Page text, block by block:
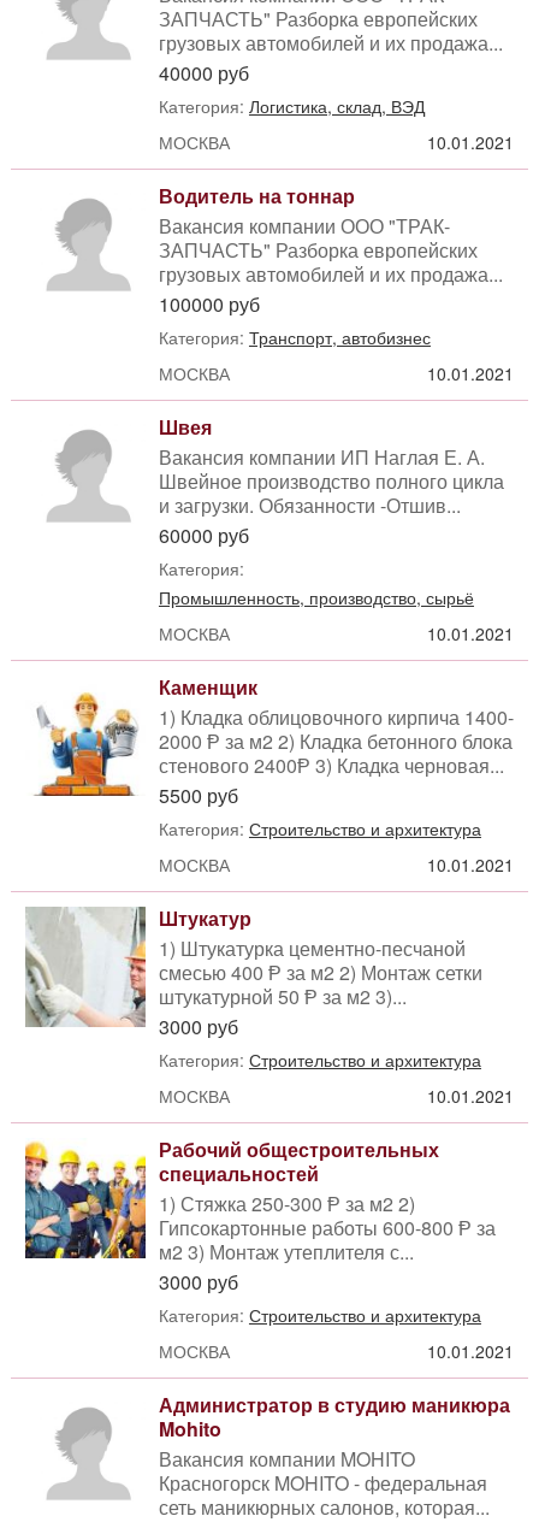
ЗАПЧАСТЬ" Разборка европейских
грузовых автомобилей и их продажа...
40000 руб
Категория: Логистика, склад, ВЭД
МОСКВА
10.01.2021
Водитель на тоннар
Вакансия компании ООО "ТРАК-
ЗАПЧАСТЬ" Разборка европейских
грузовых автомобилей и их продажа...
100000 руб
Категория: Транспорт, автобизнес
МОСКВА
10.01.2021
Швея
Вакансия компании ИП Наглая Е. А.
Швейное производство полного цикла
и загрузки. Обязанности -Отшив...
60000 руб
Категория:
Промышленность, производство, сырьё
МОСКВА
10.01.2021
Каменщик
1) Кладка облицовочного кирпича 1400-
2000 Ᵽ за м2 2) Кладка бетонного блока
стенового 2400Ᵽ 3) Кладка черновая...
5500 руб
Категория: Строительство и архитектура
МОСКВА
10.01.2021
Штукатур
1) Штукатурка цементно-песчаной
смесью 400 Ᵽ за м2 2) Монтаж сетки
штукатурной 50 Ᵽ за м2 3)...
3000 руб
Категория: Строительство и архитектура
МОСКВА
10.01.2021
Рабочий общестроительных
специальностей
1) Стяжка 250-300 Ᵽ за м2 2)
Гипсокартонные работы 600-800 Ᵽ за
м2 3) Монтаж утеплителя с...
3000 руб
Категория: Строительство и архитектура
МОСКВА
10.01.2021
Администратор в студию маникюра
Mohito
Вакансия компании MOHITO
Красногорск MOHITO - федеральная
сеть маникюрных салонов, которая...